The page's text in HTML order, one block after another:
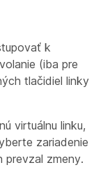
k
(iba pre
tlačidiel linky
virtuálnu linku,
zariadenie
prevzal zmeny.